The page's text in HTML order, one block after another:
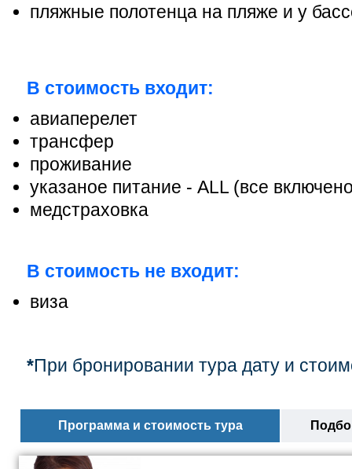
пляжные полотенца на пляже и у
В стоимость входит:
авиаперелет
трансфер
проживание
указаное питание - ALL (все
медстраховка
В стоимость не входит:
виза
*При бронировании тура дату и
Программа и стоимость тура